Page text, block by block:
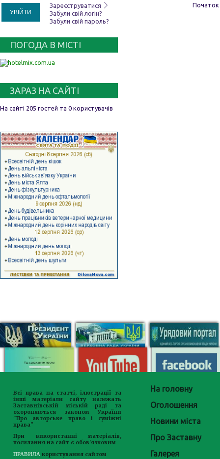
УВІЙТИ
Зареєструватися
Забули свій логін?
Забули свій пароль?
ПОГОДА В МІСТІ
ЗАРАЗ НА САЙТІ
На сайті 205 гостей та 0 користувачів
Початок
Всі права на статті, ілюстрації та
інші матеріали сайту належать
Заставнівській міській раді та
охороняються законом України
"Про авторське право і суміжні
права"
При використанні матеріалів,
посилання на сайт є обов'язковим
ПРАВИЛА користування сайтом
На головну
Оголошення
Новини міста
Про Заставну
Галерея